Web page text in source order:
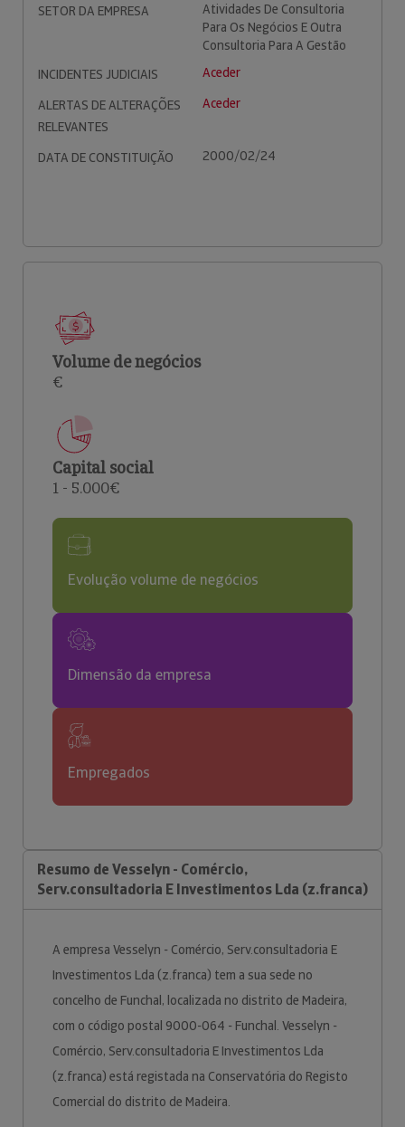
SETOR DA EMPRESA
Atividades De Consultoria
Para Os Negócios E Outra
Consultoria Para A Gestão
INCIDENTES JUDICIAIS
Aceder
ALERTAS DE ALTERAÇÕES
RELEVANTES
Aceder
DATA DE CONSTITUIÇÃO 2000/02/24
Volume de negócios
€
Capital social
1 - 5.000€
Evolução volume de negócios
Dimensão da empresa
Empregados
Resumo de Vesselyn - Comércio,
Serv.consultadoria E Investimentos Lda (z.franca)
A empresa Vesselyn - Comércio, Serv.consultadoria E
Investimentos Lda (z.franca) tem a sua sede no
concelho de Funchal, localizada no distrito de Madeira,
com o código postal 9000-064 - Funchal. Vesselyn -
Comércio, Serv.consultadoria E Investimentos Lda
(z.franca) está registada na Conservatória do Registo
Comercial do distrito de Madeira.